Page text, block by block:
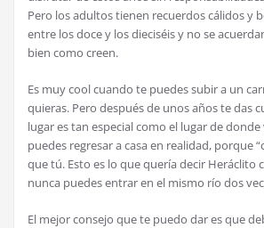
Pero los adultos tienen recuerdos cálidos y
entre los doce y los dieciséis y no se
bien como creen.
Es muy cool cuando te puedes subir a un
quieras. Pero después de unos años te das
lugar es tan especial como el lugar de
puedes regresar a casa en realidad, porque
que tú. Esto es lo que quería decir Heráclito
nunca puedes entrar en el mismo río dos
El mejor consejo que te puedo dar es que